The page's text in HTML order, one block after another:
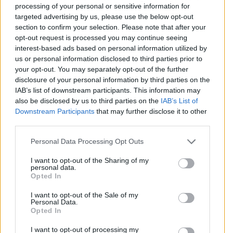
processing of your personal or sensitive information for
targeted advertising by us, please use the below opt-out
section to confirm your selection. Please note that after your
opt-out request is processed you may continue seeing
interest-based ads based on personal information utilized by
us or personal information disclosed to third parties prior to
your opt-out. You may separately opt-out of the further
disclosure of your personal information by third parties on the
IAB’s list of downstream participants. This information may
also be disclosed by us to third parties on the IAB’s List of
Downstream Participants that may further disclose it to other
Please note that this website/app uses one or more Google
not limited to your visit or usage behaviour. You may click to
grant or deny consent to Google and its third-party tags to
use your data for below specified purposes in below Google
consent section.
Personal Data Processing Opt Outs
I want to opt-out of the Sharing of my
personal data.
Opted In
I want to opt-out of the Sale of my
Personal Data.
Opted In
I want to opt-out of processing my
Vasárnap Nógrádot is eléri a legmagasabb
figyelmeztetés
MAGYAR ÉPÍTŐK